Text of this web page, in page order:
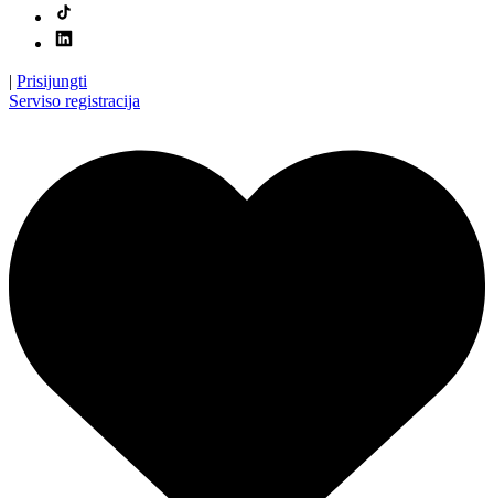
| Prisijungti
Serviso registracija